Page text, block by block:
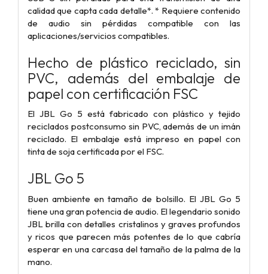
calidad que capta cada detalle*. * Requiere contenido
de audio sin pérdidas compatible con las
aplicaciones/servicios compatibles.
Hecho de plástico reciclado, sin
PVC, además del embalaje de
papel con certificación FSC
El JBL Go 5 está fabricado con plástico y tejido
reciclados postconsumo sin PVC, además de un imán
reciclado. El embalaje está impreso en papel con
tinta de soja certificada por el FSC.
JBL Go 5
Buen ambiente en tamaño de bolsillo. El JBL Go 5
tiene una gran potencia de audio. El legendario sonido
JBL brilla con detalles cristalinos y graves profundos
y ricos que parecen más potentes de lo que cabría
esperar en una carcasa del tamaño de la palma de la
mano.